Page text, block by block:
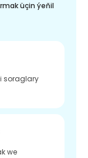
üçin ýeňil
soraglary
we